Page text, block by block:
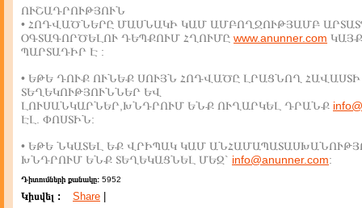
ՈՒՇԱԴՐՈՒԹՅՈՒՆ
• ՀՈԴՎԱԾՆԵՐԸ ՄԱՍՆԱԿԻ ԿԱՄ ԱՄԲՈՂՋՈՒԹՅԱՄԲ
ՕԳՏԱԳՈՐԾԵԼՈՒ ԴԵՊՔՈՒՄ ՀՂՈՒՄԸ www.anunner.com
ՊԱՐՏԱԴԻՐ Է :
• ԵԹԵ ԴՈՒՔ ՈՒՆԵՔ ՍՈՒՅՆ ՀՈԴՎԱԾԸ ԼՐԱՑՆՈՂ ՀԱՎԱՍՏԻ
ՏԵՂԵԿՈՒԹՅՈՒՆՆԵՐ ԵՎ
ԼՈՒՍԱՆԿԱՐՆԵՐ,ԽՆԴՐՈՒՄ ԵՆՔ ՈՒՂԱՐԿԵԼ ԴՐԱՆՔ
ԷԼ. ՓՈՍՏԻՆ:
• ԵԹԵ ՆԿԱՏԵԼ ԵՔ ՎՐԻՊԱԿ ԿԱՄ
ԽՆԴՐՈՒՄ ԵՆՔ ՏԵՂԵԿԱՑՆԵԼ ՄԵԶ` info@anunner.com:
Դիտումների քանակը: 5952
Կիսվել : Share